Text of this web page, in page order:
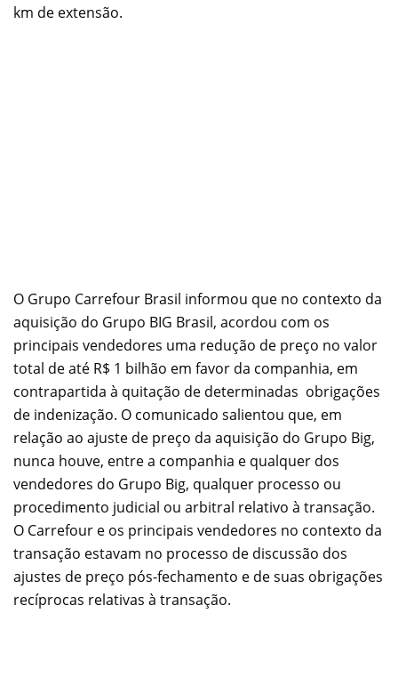
km de extensão.
O Grupo Carrefour Brasil informou que no contexto da
aquisição do Grupo BIG Brasil, acordou com os
principais vendedores uma redução de preço no valor
total de até R$ 1 bilhão em favor da companhia, em
contrapartida à quitação de determinadas obrigações
de indenização. O comunicado salientou que, em
relação ao ajuste de preço da aquisição do Grupo Big,
nunca houve, entre a companhia e qualquer dos
vendedores do Grupo Big, qualquer processo ou
procedimento judicial ou arbitral relativo à transação.
O Carrefour e os principais vendedores no contexto da
transação estavam no processo de discussão dos
ajustes de preço pós-fechamento e de suas obrigações
recíprocas relativas à transação.